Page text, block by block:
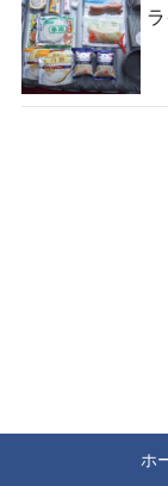
ホ